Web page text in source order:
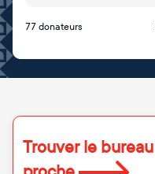
77 donateurs
Trouver le